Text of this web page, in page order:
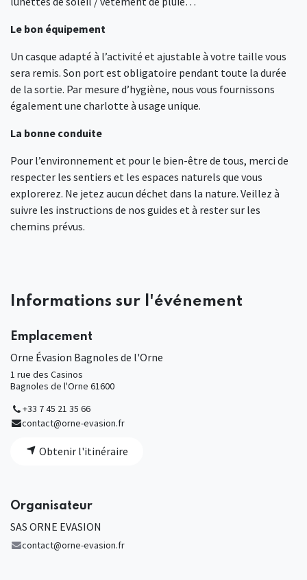
Le bon équipement
Un casque adapté à l’activité et ajustable à votre taille vous
sera remis. Son port est obligatoire pendant toute la durée
de la sortie. Par mesure d’hygiène, nous vous fournissons
également une charlotte à usage unique.
La bonne conduite
Pour l’environnement et pour le bien-être de tous, merci de
respecter les sentiers et les espaces naturels que vous
explorerez. Ne jetez aucun déchet dans la nature. Veillez à
suivre les instructions de nos guides et à rester sur les
chemins prévus.
Informations sur l'événement
Emplacement
Orne Évasion Bagnoles de l'Orne
1 rue des Casinos
Bagnoles de l'Orne 61600
+33 7 45 21 35 66
contact@orne-evasion.fr
Obtenir l'itinéraire
Organisateur
SAS ORNE EVASION
contact@orne-evasion.fr